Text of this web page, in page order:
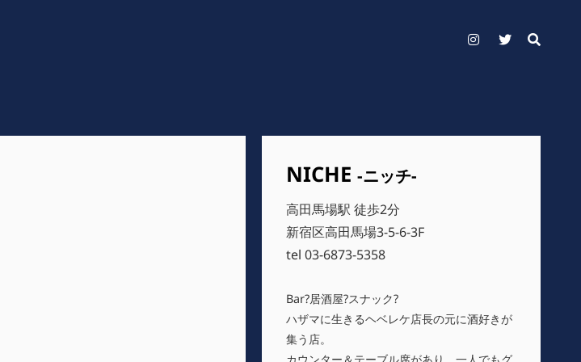
Instagram
Twitter
NICHE -ニッチ-
高田馬場駅 徒歩2分
新宿区高田馬場3-5-6-3F
tel 03-6873-5358
Bar?居酒屋?スナック?
ハザマに生きるヘベレケ店長の元に酒好きが
集う店。